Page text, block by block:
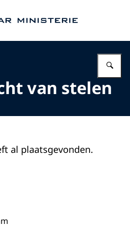
van stelen
al plaatsgevonden.